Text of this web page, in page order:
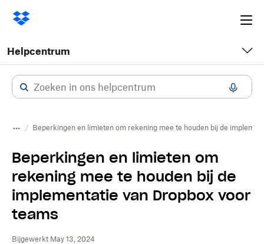
Helpcentrum
Beperkingen en limieten om rekening mee te houden bij de
Beperkingen en limieten om
rekening mee te houden bij de
implementatie van Dropbox voor
teams
Bijgewerkt May 13, 2024